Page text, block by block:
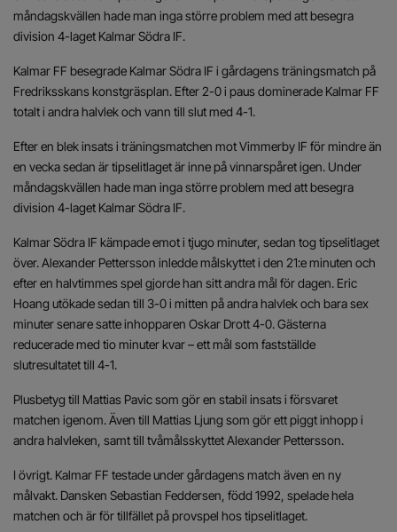
måndagskvällen hade man inga större problem med att besegra
division 4-laget Kalmar Södra IF.
Kalmar FF besegrade Kalmar Södra IF i gårdagens träningsmatch på
Fredriksskans konstgräsplan. Efter 2-0 i paus dominerade Kalmar FF
totalt i andra halvlek och vann till slut med 4-1.
Efter en blek insats i träningsmatchen mot Vimmerby IF för mindre än
en vecka sedan är tipselitlaget är inne på vinnarspåret igen. Under
måndagskvällen hade man inga större problem med att besegra
division 4-laget Kalmar Södra IF.
Kalmar Södra IF kämpade emot i tjugo minuter, sedan tog tipselitlaget
över. Alexander Pettersson inledde målskyttet i den 21:e minuten och
efter en halvtimmes spel gjorde han sitt andra mål för dagen. Eric
Hoang utökade sedan till 3-0 i mitten på andra halvlek och bara sex
minuter senare satte inhopparen Oskar Drott 4-0. Gästerna
reducerade med tio minuter kvar – ett mål som fastställde
slutresultatet till 4-1.
Plusbetyg till Mattias Pavic som gör en stabil insats i försvaret
matchen igenom. Även till Mattias Ljung som gör ett piggt inhopp i
andra halvleken, samt till tvåmålsskyttet Alexander Pettersson.
I övrigt. Kalmar FF testade under gårdagens match även en ny
målvakt. Dansken Sebastian Feddersen, född 1992, spelade hela
matchen och är för tillfället på provspel hos tipselitlaget.